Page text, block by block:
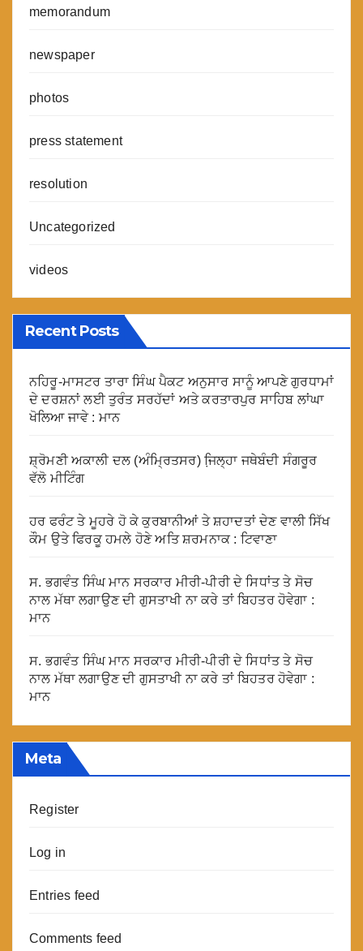
memorandum
newspaper
photos
press statement
resolution
Uncategorized
videos
Recent Posts
ਨਹਿਰੂ-ਮਾਸਟਰ ਤਾਰਾ ਸਿੰਘ ਪੈਕਟ ਅਨੁਸਾਰ ਸਾਨੂੰ ਆਪਣੇ ਗੁਰਧਾਮਾਂ
ਦੇ ਦਰਸ਼ਨਾਂ ਲਈ ਤੁਰੰਤ ਸਰਹੱਦਾਂ ਅਤੇ ਕਰਤਾਰਪੁਰ ਸਾਹਿਬ ਲਾਂਘਾ
ਖੋਲਿਆ ਜਾਵੇ : ਮਾਨ
ਸ਼੍ਰੋਮਣੀ ਅਕਾਲੀ ਦਲ (ਅੰਮ੍ਰਿਤਸਰ) ਜਿ਼ਲ੍ਹਾ ਜਥੇਬੰਦੀ ਸੰਗਰੂਰ
ਵੱਲੋ ਮੀਟਿੰਗ
ਹਰ ਫਰੰਟ ਤੇ ਮੂਹਰੇ ਹੋ ਕੇ ਕੁਰਬਾਨੀਆਂ ਤੇ ਸ਼ਹਾਦਤਾਂ ਦੇਣ ਵਾਲੀ ਸਿੱਖ
ਕੌਮ ਉਤੇ ਫਿਰਕੂ ਹਮਲੇ ਹੋਣੇ ਅਤਿ ਸ਼ਰਮਨਾਕ : ਟਿਵਾਣਾ
ਸ. ਭਗਵੰਤ ਸਿੰਘ ਮਾਨ ਸਰਕਾਰ ਮੀਰੀ-ਪੀਰੀ ਦੇ ਸਿਧਾਂਤ ਤੇ ਸੋਚ
ਨਾਲ ਮੱਥਾ ਲਗਾਉਣ ਦੀ ਗੁਸਤਾਖੀ ਨਾ ਕਰੇ ਤਾਂ ਬਿਹਤਰ ਹੋਵੇਗਾ :
ਮਾਨ
ਸ. ਭਗਵੰਤ ਸਿੰਘ ਮਾਨ ਸਰਕਾਰ ਮੀਰੀ-ਪੀਰੀ ਦੇ ਸਿਧਾਂਤ ਤੇ ਸੋਚ
ਨਾਲ ਮੱਥਾ ਲਗਾਉਣ ਦੀ ਗੁਸਤਾਖੀ ਨਾ ਕਰੇ ਤਾਂ ਬਿਹਤਰ ਹੋਵੇਗਾ :
ਮਾਨ
Meta
Register
Log in
Entries feed
Comments feed